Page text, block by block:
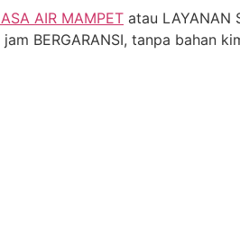
AIR MAMPET atau LAYANAN
BERGARANSI, tanpa bahan